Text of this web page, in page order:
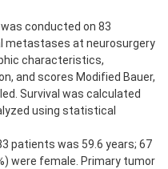
conducted on 83
metastases at neurosurgery
characteristics,
and scores Modified Bauer,
Survival was calculated
using statistical
patients was 59.6 years; 67
were female. Primary tumor